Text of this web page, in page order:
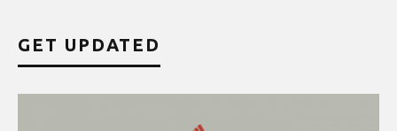
GET UPDATED